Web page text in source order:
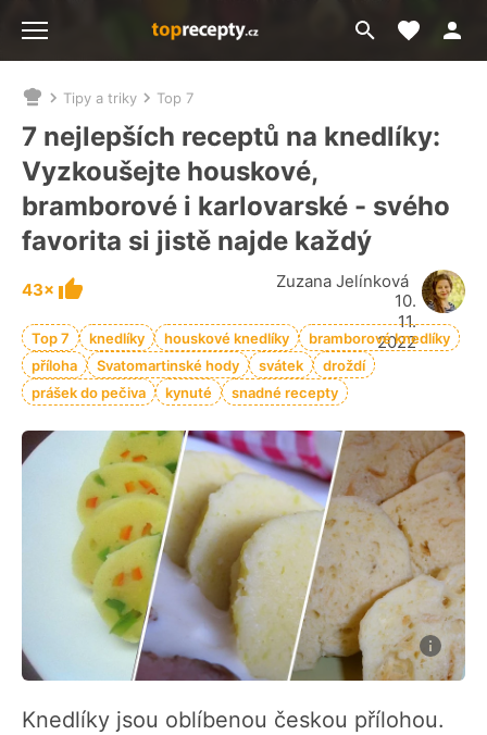
Přejít
na
Moje
Nacházíte
se
zde:
Tipy a triky Top 7
7 nejlepších receptů na knedlíky:
Vyzkoušejte houskové,
bramborové i karlovarské - svého
favorita si jistě najde každý
43×
Zuzana Jelínková
10.
11.
2022
Top 7 knedlíky houskové knedlíky
bramborové knedlíky
příloha
Svatomartinské hody svátek
droždí
prášek do pečiva
kynuté snadné recepty
Knedlíky jsou oblíbenou českou přílohou.